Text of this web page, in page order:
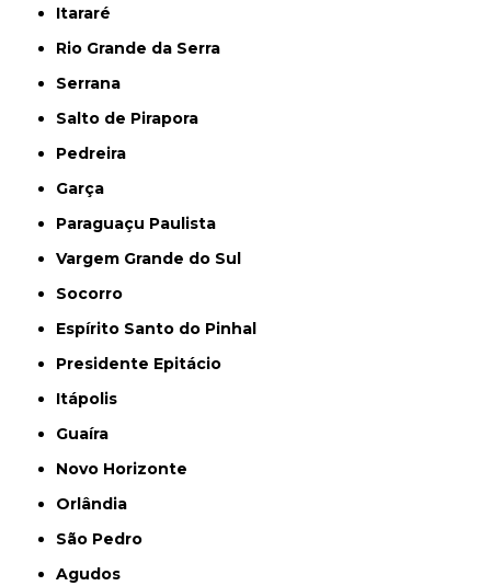
Itararé
Rio Grande da Serra
Serrana
Salto de Pirapora
Pedreira
Garça
Paraguaçu Paulista
Vargem Grande do Sul
Socorro
Espírito Santo do Pinhal
Presidente Epitácio
Itápolis
Guaíra
Novo Horizonte
Orlândia
São Pedro
Agudos